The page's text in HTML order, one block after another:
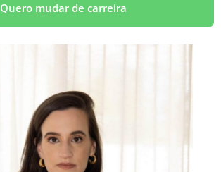
Quero mudar de carreira